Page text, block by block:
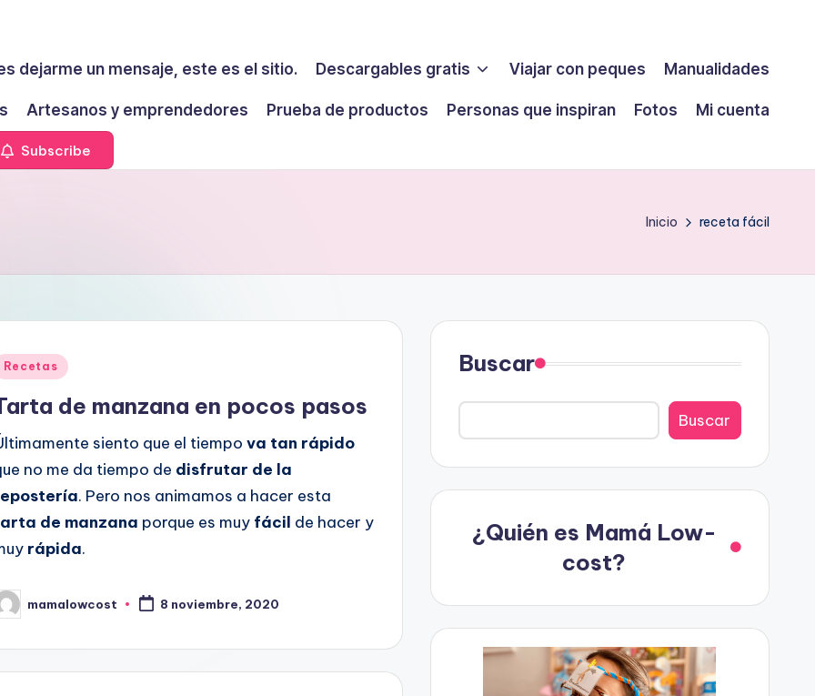
dejarme un mensaje, este es el sitio. Descargables gratis Viajar con peques Manualidades
Artesanos y emprendedores Prueba de productos Personas que inspiran Fotos Mi cuenta
Subscribe
Inicio receta fácil
Recetas
de manzana en pocos pasos
siento que el tiempova tan rápido
no me da tiempo de disfrutar de la
. Pero nos animamos a hacer esta
de manzana porque es muy fácil de hacer y
rápida.
mamalowcost 8 noviembre, 2020
Buscar
Buscar
¿Quién es Mamá Low-
cost?